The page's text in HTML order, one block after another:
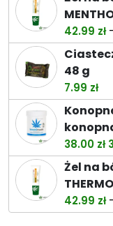
42.99 zł
48 g
7.99 zł
38.00 zł
Żel na
42.99 zł